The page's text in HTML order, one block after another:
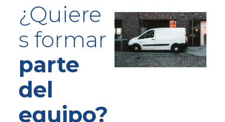
¿Quiere
s formar
parte
del
equipo?